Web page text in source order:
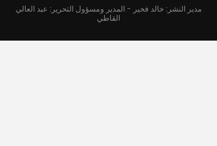
مدير النشر: خالد فخير - المدير ومسؤول التحرير: عبد العالي
القاطي